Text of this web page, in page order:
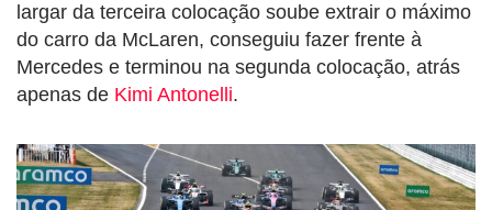
largar da terceira colocação soube extrair o máximo
do carro da McLaren, conseguiu fazer frente à
Mercedes e terminou na segunda colocação, atrás
apenas de Kimi Antonelli.